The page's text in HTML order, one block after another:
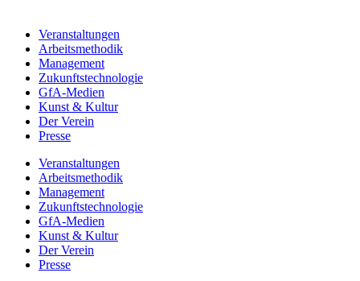
Veranstaltungen
Arbeitsmethodik
Management
Zukunftstechnologie
GfA-Medien
Kunst & Kultur
Der Verein
Presse
Veranstaltungen
Arbeitsmethodik
Management
Zukunftstechnologie
GfA-Medien
Kunst & Kultur
Der Verein
Presse